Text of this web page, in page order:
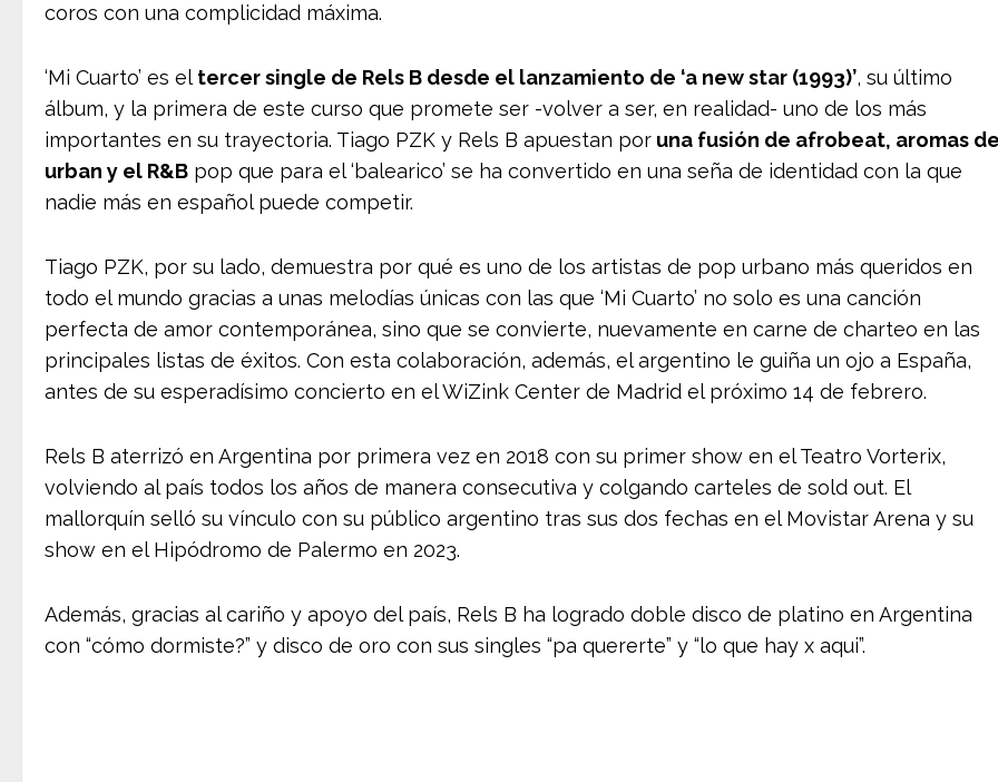
coros con una complicidad máxima.
‘Mi Cuarto’ es el tercer single de Rels B desde el lanzamiento de ‘a new star (1993)’, su último
álbum, y la primera de este curso que promete ser -volver a ser, en realidad- uno de los más
importantes en su trayectoria. Tiago PZK y Rels B apuestan por una fusión de afrobeat, aromas
urban y el R&B pop que para el ‘balearico’ se ha convertido en una seña de identidad con la que
nadie más en español puede competir.
Tiago PZK, por su lado, demuestra por qué es uno de los artistas de pop urbano más queridos en
todo el mundo gracias a unas melodías únicas con las que ‘Mi Cuarto’ no solo es una canción
perfecta de amor contemporánea, sino que se convierte, nuevamente en carne de charteo en las
principales listas de éxitos. Con esta colaboración, además, el argentino le guiña un ojo a España,
antes de su esperadísimo concierto en el WiZink Center de Madrid el próximo 14 de febrero.
Rels B aterrizó en Argentina por primera vez en 2018 con su primer show en el Teatro Vorterix,
volviendo al país todos los años de manera consecutiva y colgando carteles de sold out. El
mallorquín selló su vínculo con su público argentino tras sus dos fechas en el Movistar Arena y su
show en el Hipódromo de Palermo en 2023.
Además, gracias al cariño y apoyo del país, Rels B ha logrado doble disco de platino en Argentina
con “cómo dormiste?” y disco de oro con sus singles “pa quererte” y “lo que hay x aqui”.